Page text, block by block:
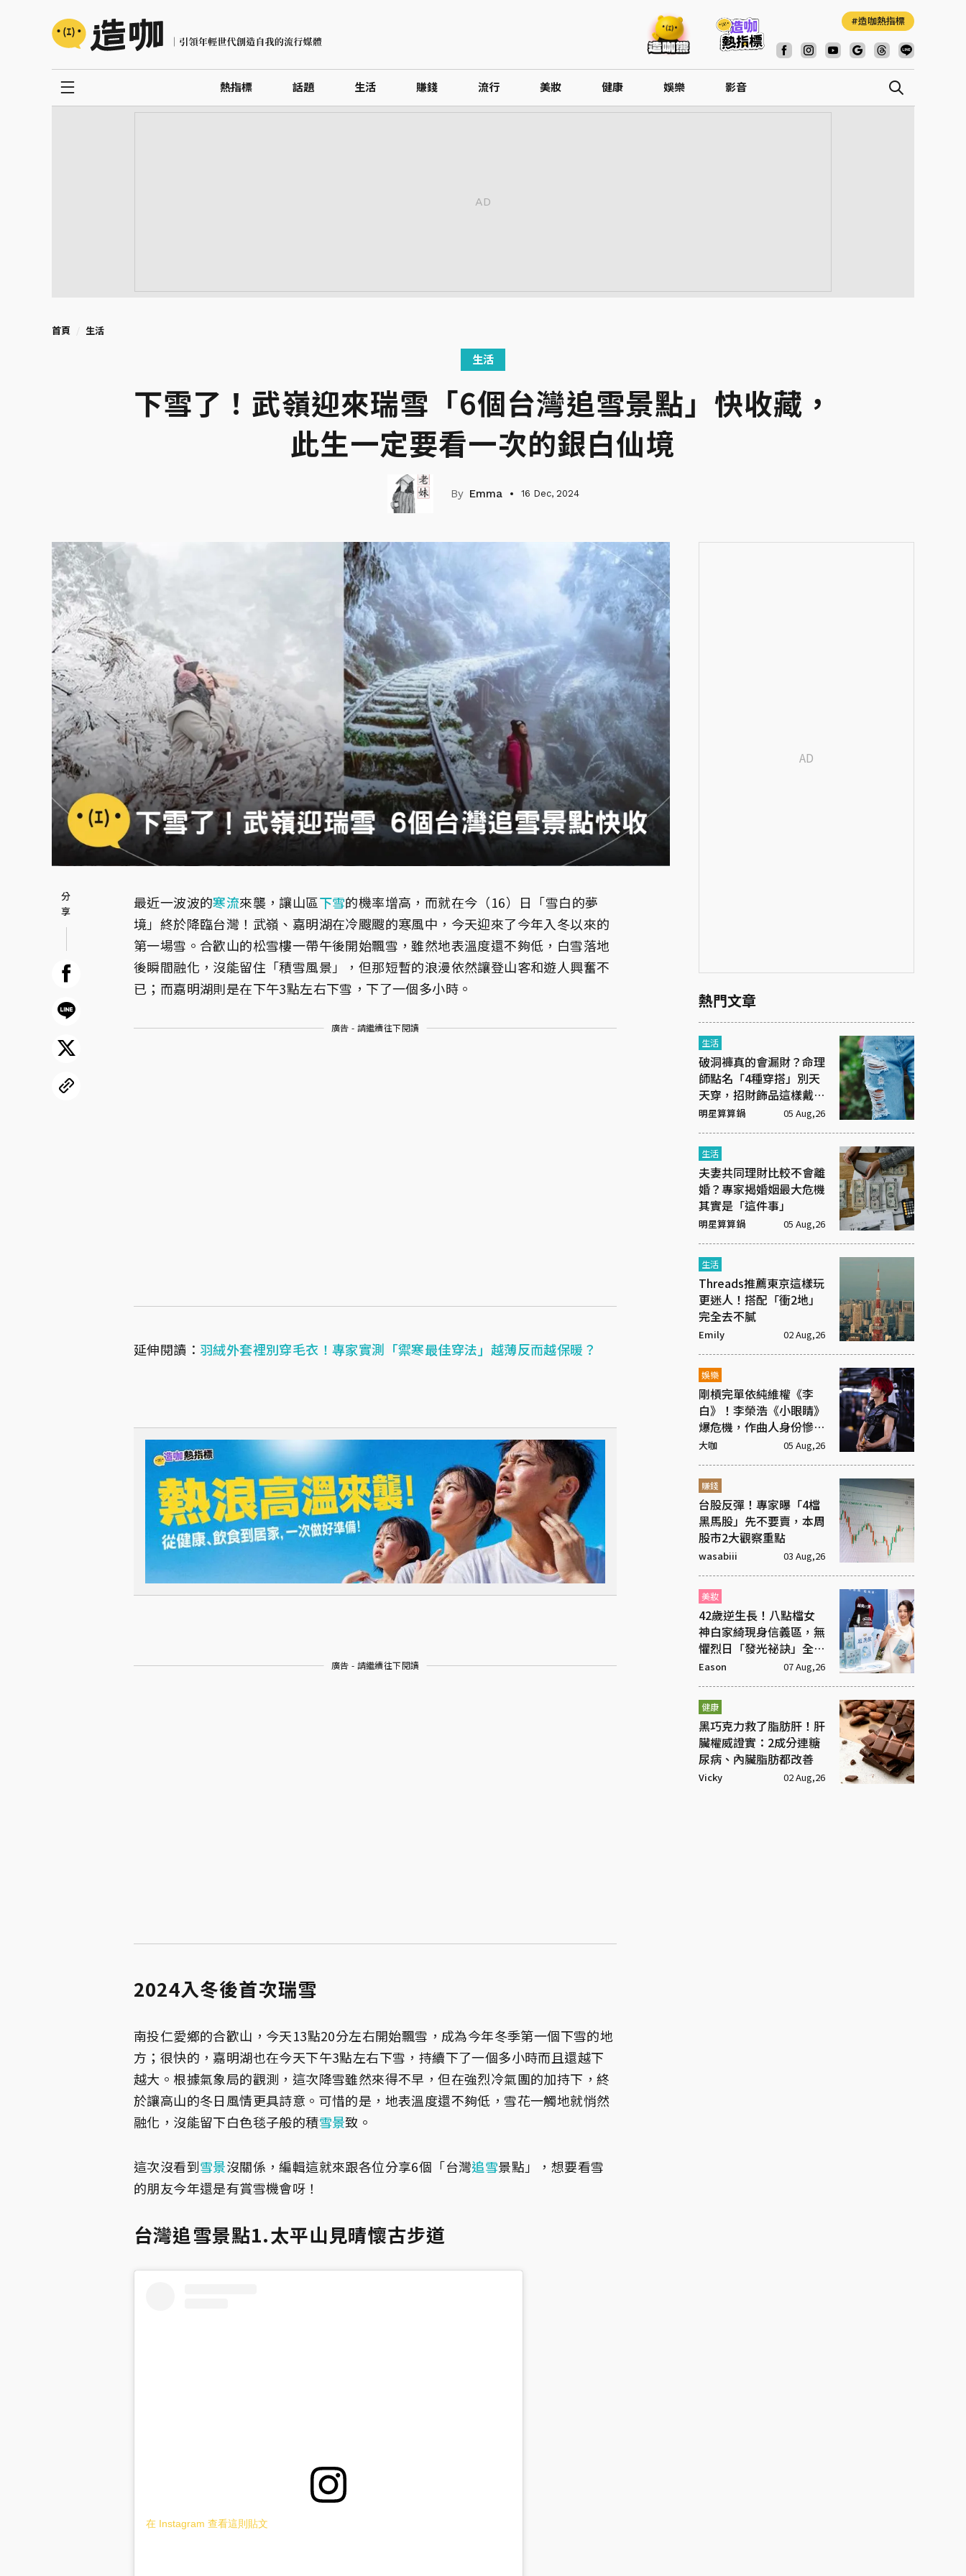
造咖熱指標
熱指標 話題 生活 賺錢 流行 美妝 健康 娛樂 影音
首頁 生活
生活
下雪了！武嶺迎來瑞雪「6個台灣追雪景點」快收藏，
此生一定要看一次的銀白仙境
Emma 16 Dec, 2024
最近一波波的寒流來襲，讓山區下雪的機率增高，而就在今（16）日「雪白的夢
境」終於降臨台灣！武嶺、嘉明湖在冷颼颼的寒風中，今天迎來了今年入冬以來的
第一場雪。合歡山的松雪樓一帶午後開始飄雪，雖然地表溫度還不夠低，白雪落地
後瞬間融化，沒能留住「積雪風景」，但那短暫的浪漫依然讓登山客和遊人興奮不
已；而嘉明湖則是在下午3點左右下雪，下了一個多小時。
廣告 - 請繼續往下閱讀
延伸閱讀： 羽絨外套裡別穿毛衣！專家實測「禦寒最佳穿法」越薄反而越保暖？
廣告 - 請繼續往下閱讀
2024入冬後首次瑞雪
南投仁愛鄉的合歡山，今天13點20分左右開始飄雪，成為今年冬季第一個下雪的地
方；很快的，嘉明湖也在今天下午3點左右下雪， 持續下了一個多小時而且還越下
越大。根據氣象局的觀測，這次降雪雖然來得不早，但在強烈冷氣團的加持下，終
於讓高山的冬日風情更具詩意。可惜的是，地表溫度還不夠低，雪花一觸地就悄然
融化，沒能留下白色毯子般的積雪景致。
這次沒看到雪景沒關係，編輯這就來跟各位分享6個「台灣追雪景點」，想要看雪
的朋友今年還是有賞雪機會呀！
台灣追雪景點1.太平山見晴懷古步道
在 Instagram 查看這則貼文
熱門文章
生活
破洞褲真的會漏財？命理
師點名「4種穿搭」別天
天穿，招財飾品這樣戴才
有效
明星算算鍋 05 Aug,26
生活
夫妻共同理財比較不會離
婚？專家揭婚姻最大危機
其實是「這件事」
明星算算鍋 05 Aug,26
生活
Threads推薦東京這樣玩
更迷人！搭配「衝2地」
完全去不膩
Emily 02 Aug,26
娛樂
剛槓完單依純維權《李
白》！李榮浩《小眼睛》
爆危機，作曲人身份慘遭
抹去
大咖 05 Aug,26
賺錢
台股反彈！專家曝「4檔
黑馬股」先不要賣，本周
股市2大觀察重點
wasabiii 03 Aug,26
美妝
42歲逆生長！八點檔女
神白家綺現身信義區，無
懼烈日「發光祕訣」全靠
這包
Eason 07 Aug,26
健康
黑巧克力救了脂肪肝！肝
臟權威證實：2成分連糖
尿病、內臟脂肪都改善
Vicky 02 Aug,26